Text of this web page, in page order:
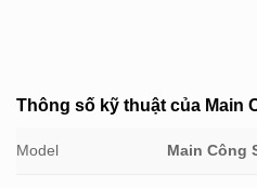
Thông số kỹ thuật của Main
Model Main Công